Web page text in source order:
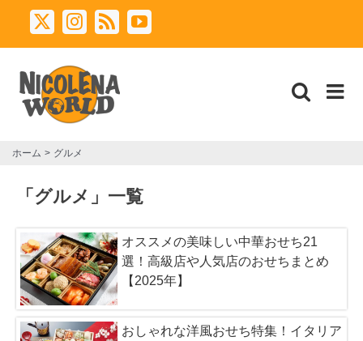
X Instagram
Rss YouTube
ホーム グルメ
「グルメ」一覧
オススメの美味しい中華おせち21
選！高級店や人気店のおせちまとめ
【2025年】
おしゃれな洋風おせち特集！イタリア